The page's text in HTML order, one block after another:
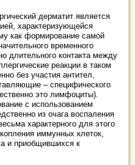
дерматит является
характеризующейся
как формирование самой
временного
длительного контакта между
реакции в таком
без участия антител,
– специфического
это лимфоциты).
с использованием
из очага воспаления
характерного для этого
иммунных клеток,
и приобщившихся к